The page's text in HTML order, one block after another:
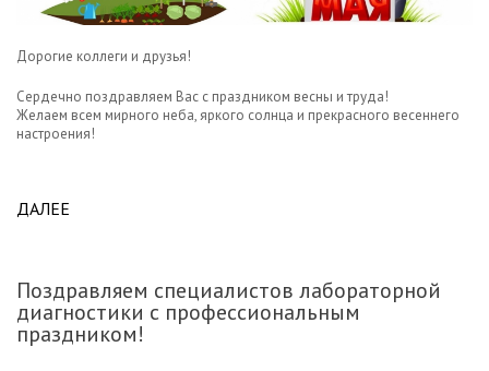
Дорогие коллеги и друзья!
Сердечно поздравляем Вас с праздником весны и труда!
Желаем всем мирного неба, яркого солнца и прекрасного весеннего
настроения!
ДАЛЕЕ
Поздравляем специалистов лабораторной
диагностики с профессиональным
праздником!